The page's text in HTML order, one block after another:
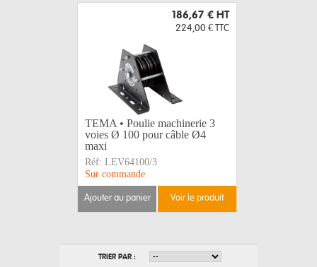
186,67 € HT
224,00 € TTC
TEMA • Poulie machinerie 3
voies Ø 100 pour câble Ø4
maxi
Réf: LEV64100/3
Sur commande
ajouter au panier voir le produit
TRIER PAR :